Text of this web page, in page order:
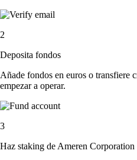
2
Deposita fondos
Añade fondos en euros o transfiere
empezar a operar.
3
Haz staking de Ameren Corporation